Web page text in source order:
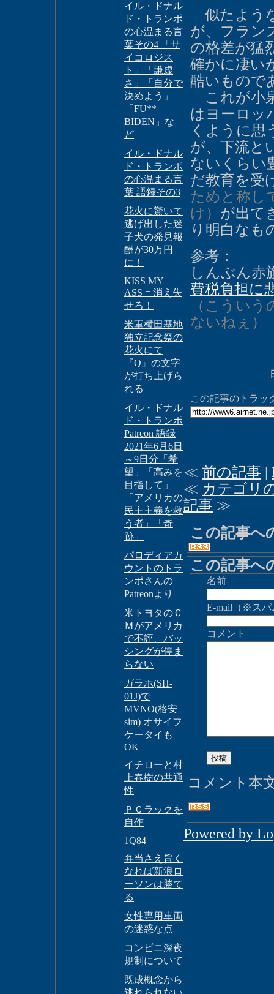
イル・ドナル
ド・トランポ
の心温まる言
葉その4 「サ
イコロジス
ト」「謙虚
さ」「自分で
決めよう」
「FU**
BIDEN」な
ど
イル・ドナル
ド・トランポ
の心温まる言
葉 語録その3
花火に驚いて
逃げ出した迷
子犬の発見報
酬が30万円
に！
KISS MY
ASS = 消え失
せろ！
米軍横田基地
独立記念祭の
花火にて
『Q』の文字
が打ち上げら
れる
イル・ドナル
ド・トランポ
Patreon 語録
2021年6月6日
～9日分「希
望」「高みを
目指して」
「アメリカの
民主主義を救
う者」「奇
跡」
パロディアカ
ウントのトラ
ンポさんの
Patreonより
米トヨタのＣ
Ｍがアメリカ
で不評、バッ
シングが停ま
らない
ガラホ(SH-
01J)で
MVNO(格安
sim) オサイフ
ケータイも
OK
イチローと村
上春樹の共通
性
ＰＣラックを
自作
1Q84
弁当さえ旨く
なれば新浪ロ
ーソンは勝て
る
女性専用車両
の迷惑な点
コンビニ深夜
規制について
既成概念から
似たよう
が、フラン
の格差が猛
確かに凄い
酷いもので
これが小
はヨーロッ
くように思
が、下流と
ないくらい
だ教育を受
ためと称し
け） が出て
り明白なも
参考：
しんぶん赤
費税負担に
（こうい
ないねぇ）
この記事のトラッ
≪ 前の記事 |
≪ カテゴリ
記事 ≫
この記事へ
この記事へ
名前
E-mail（※スパ
コメント
コメント本
Powered by